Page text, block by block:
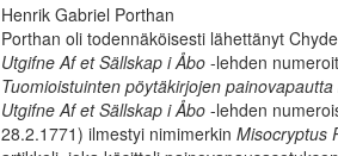
Henrik Gabriel Porthan
Porthan oli todennäköisesti lähettänyt
Utgifne Af et Sällskap i Åbo -lehden
Tuomioistuinten pöytäkirjojen
Utgifne Af et Sällskap i Åbo -lehden
28.2.1771) ilmestyi nimimerkinMisocryptus